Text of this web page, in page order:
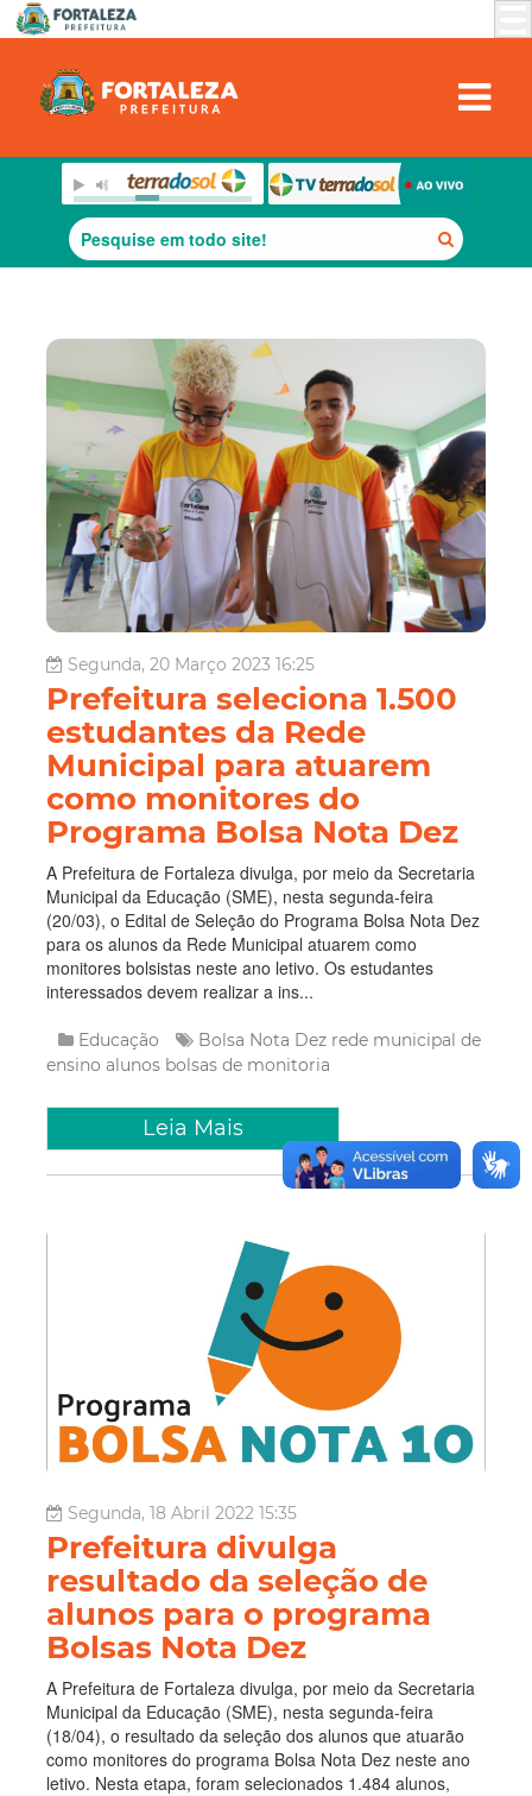
Segunda, 20 Março 2023 16:25
Prefeitura seleciona 1.500
estudantes da Rede
Municipal para atuarem
como monitores do
Programa Bolsa Nota Dez
A Prefeitura de Fortaleza divulga, por meio da Secretaria
Municipal da Educação (SME), nesta segunda-feira
(20/03), o Edital de Seleção do Programa Bolsa Nota Dez
para os alunos da Rede Municipal atuarem como
monitores bolsistas neste ano letivo. Os estudantes
interessados devem realizar a ins...
Educação Bolsa Nota Dez rede municipal de
ensino alunos bolsas de monitoria
Leia Mais
Segunda, 18 Abril 2022 15:35
Prefeitura divulga
resultado da seleção de
alunos para o programa
Bolsas Nota Dez
A Prefeitura de Fortaleza divulga, por meio da Secretaria
Municipal da Educação (SME), nesta segunda-feira
(18/04), o resultado da seleção dos alunos que atuarão
como monitores do programa Bolsa Nota Dez neste ano
letivo. Nesta etapa, foram selecionados 1.484 alunos,